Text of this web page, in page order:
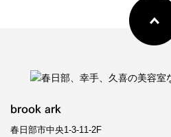
brook ark
春日部市中央1-3-11-2F